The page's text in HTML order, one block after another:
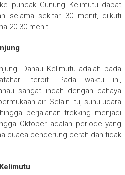
puncak Gunung Kelimutu dapat
selama sekitar 30 menit, diikuti
20-30 menit.
Danau Kelimutu adalah pada
terbit. Pada waktu ini,
sangat indah dengan cahaya
air. Selain itu, suhu udara
perjalanan trekking menjadi
Oktober adalah periode yang
cuaca cenderung cerah dan tidak